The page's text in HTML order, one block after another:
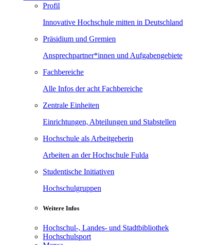
Profil
Innovative Hochschule mitten in Deutschland
Präsidium und Gremien
Ansprechpartner*innen und Aufgabengebiete
Fachbereiche
Alle Infos der acht Fachbereiche
Zentrale Einheiten
Einrichtungen, Abteilungen und Stabstellen
Hochschule als Arbeitgeberin
Arbeiten an der Hochschule Fulda
Studentische Initiativen
Hochschulgruppen
Weitere Infos
Hochschul-, Landes- und Stadtbibliothek
Hochschulsport